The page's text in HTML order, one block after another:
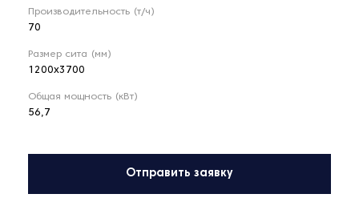
Производительность (т/ч)
70
Размер сита (мм)
1200x3700
Общая мощность (кВт)
56,7
Отправить заявку